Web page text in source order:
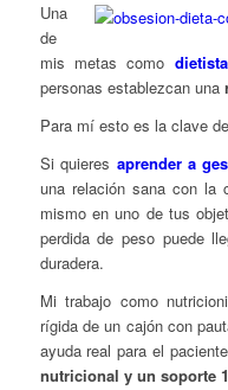
Una
de
mis metas como
personas establezcan una
Para mí esto es la clave
Si quieres aprender a
una relación sana con la
mismo en uno de tus
perdida de peso puede
duradera.
Mi trabajo como
rígida de un cajón con
ayuda real para el
nutricional y un soporte